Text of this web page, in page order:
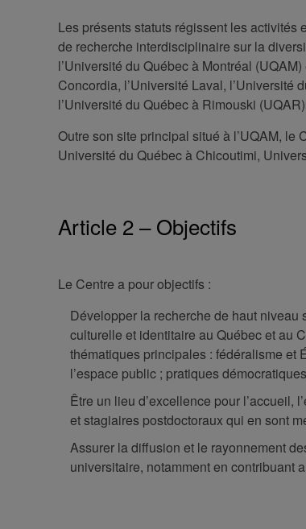
Les présents statuts régissent les activités
de recherche interdisciplinaire sur la
l’Université du Québec à Montréal
Concordia, l’Université Laval, l’Université
l’Université du Québec à Rimouski
Outre son site principal situé à l’UQAM,
Université du Québec à Chicoutimi,
Article 2 – Objectifs
Le Centre a pour objectifs :
Développer la recherche de haut
culturelle et identitaire au Québec et au
thématiques principales : fédéralisme et
l’espace public ; pratiques
Être un lieu d’excellence pour l’accueil,
et stagiaires postdoctoraux qui en sont
Assurer la diffusion et le rayonnement
universitaire, notamment en contribuant